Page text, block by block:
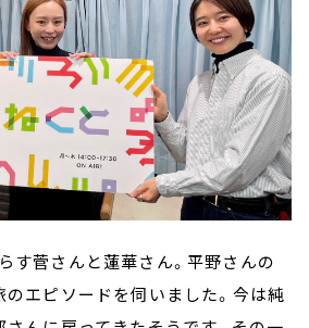
す菅さんと蓮華さん。平野さんの
のエピソードを伺いました。今は純